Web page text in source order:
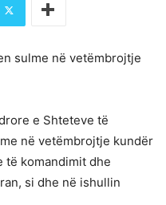
sulme në vetëmbrojtje
e Shteteve të
në vetëmbrojtje kundër
të komandimit dhe
si dhe në ishullin